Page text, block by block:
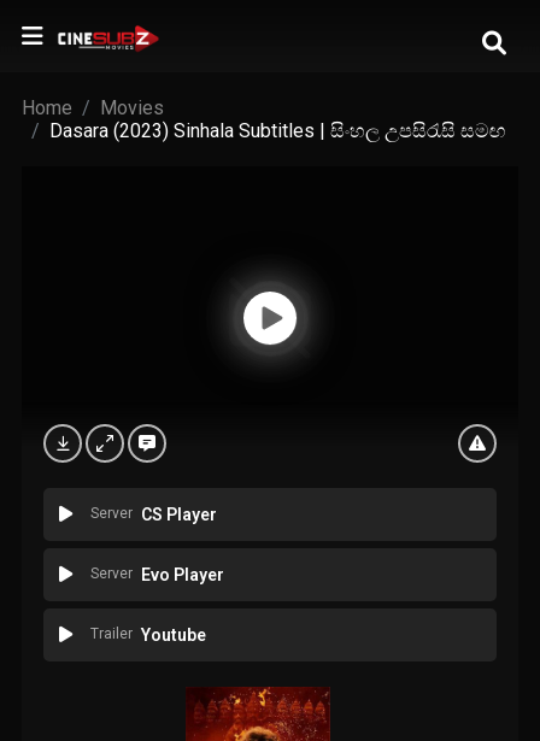
Home
Movies
Dasara (2023) Sinhala Subtitles | සිංහල උපසිරැසි සමඟ
Server CS Player
Server Evo Player
Trailer Youtube